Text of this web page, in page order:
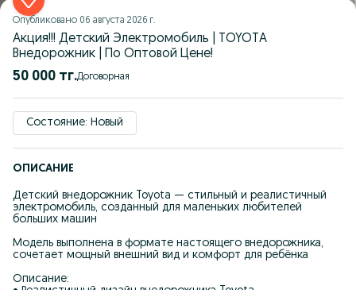
Опубликовано 06 августа 2026 г.
Акция!!! Детский Электромобиль | TOYOTA
Внедорожник | По Оптовой Цене!
50 000 тг. Договорная
Состояние: Новый
ОПИСАНИЕ
Детский внедорожник Toyota — стильный и реалистичный
электромобиль, созданный для маленьких любителей
больших машин
Модель выполнена в формате настоящего внедорожника,
сочетает мощный внешний вид и комфорт для ребёнка
Описание:
• Реалистичный дизайн внедорожника Toyota